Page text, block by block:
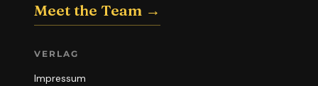
Meet the Team →
VERLAG
Impressum